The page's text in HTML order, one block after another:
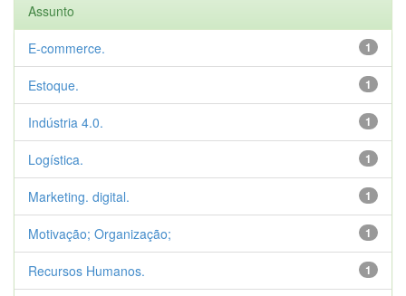
Assunto
1
E-commerce.
1
Estoque.
1
Indústria 4.0.
1
Logística.
1
Marketing. digital.
1
Motivação; Organização;
1
Recursos Humanos.